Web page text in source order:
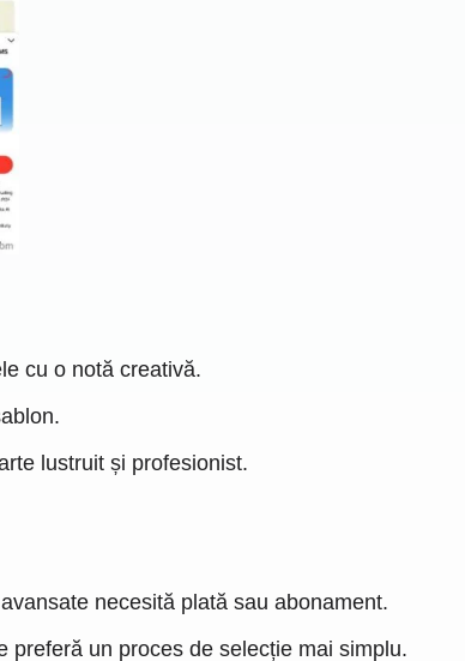
cu o notă creativă.
lustruit și profesionist.
necesită plată sau abonament.
preferă un proces de selecție mai simplu.